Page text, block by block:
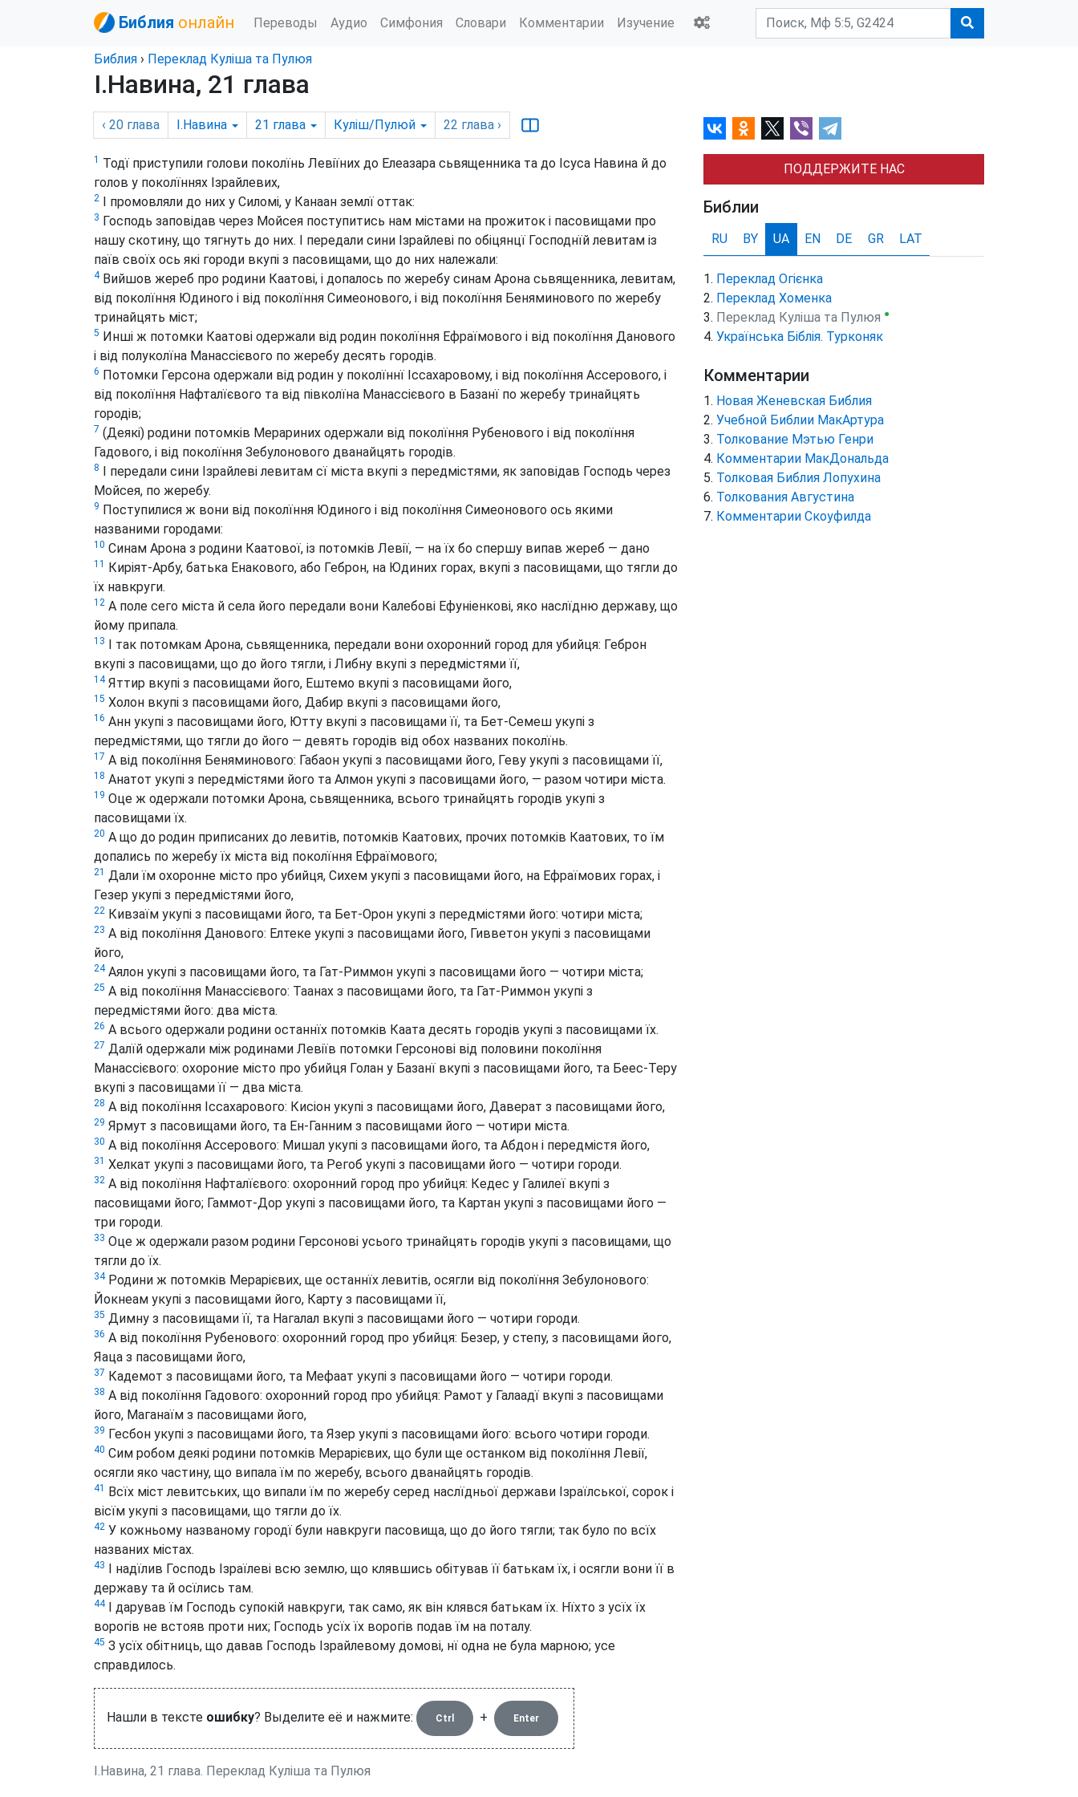
Библия онлайн Переводы Аудио Симфония Словари Комментарии Изучение
Библия › Переклад Куліша та Пулюя
І.Навина, 21 глава
‹ 20 глава І.Навина 21 глава Куліш/Пулюй 22 глава ›
1 Тодї приступили голови поколїнь Левіїних до Елеазара сьвященника та до Ісуса Навина й до
голов у поколїннях Ізрайлевих,
2 І промовляли до них у Силомі, у Канаан землї оттак:
3 Господь заповідав через Мойсея поступитись нам містами на прожиток і пасовищами про
нашу скотину, що тягнуть до них. І передали сини Ізрайлеві по обіцянцї Господнїй левитам із
паїв своїх ось які городи вкупі з пасовищами, що до них належали:
4Вийшов жереб про родини Каатові, і допалось по жеребу синам Арона сьвященника, левитам,
від поколїння Юдиного і від поколїння Симеонового, і від поколїння Беняминового по жеребу
тринайцять міст;
5 Инші ж потомки Каатові одержали від родин поколїння Ефраїмового і від поколїння Данового
і від полуколїна Манассієвого по жеребу десять городів.
6 Потомки Герсона одержали від родин у поколїннї Іссахаровому, і від поколїння Ассерового, і
від поколїння Нафталїєвого та від півколїна Манассієвого в Базанї по жеребу тринайцять
городів;
7 (Деякі) родини потомків Мерариних одержали від поколїння Рубенового і від поколїння
Гадового, і від поколїння Зебулонового дванайцять городів.
8 І передали сини Ізрайлеві левитам сї міста вкупі з передмістями, як заповідав Господь через
Мойсея, по жеребу.
9 Поступилися ж вони від поколїння Юдиного і від поколїння Симеонового ось якими
названими городами:
10 Синам Арона з родини Каатової, із потомків Левії, — на їх бо спершу випав жереб — дано
11 Киріят-Арбу, батька Енакового, або Геброн, на Юдиних горах, вкупі з пасовищами, що тягли до
їх навкруги.
12 А поле сего міста й села його передали вони Калебові Ефуніенкові, яко наслїдню державу, що
йому припала.
13 І так потомкам Арона, сьвященника, передали вони охоронний город для убийця: Геброн
вкупі з пасовищами, що до його тягли, і Либну вкупі з передмістями її,
14Яттир вкупі з пасовищами його, Ештемо вкупі з пасовищами його,
15 Холон вкупі з пасовищами його, Дабир вкупі з пасовищами його,
16 Анн укупі з пасовищами його, Ютту вкупі з пасовищами її, та Бет-Семеш укупі з
передмістями, що тягли до його — девять городів від обох названих поколїнь.
17 А від поколїння Беняминового: Габаон укупі з пасовищами його, Геву укупі з пасовищами її,
18 Анатот укупі з передмістями його та Алмон укупі з пасовищами його, — разом чотири міста.
19 Оце ж одержали потомки Арона, сьвященника, всього тринайцять городів укупі з
пасовищами їх.
20 А що до родин приписаних до левитів, потомків Каатових, прочих потомків Каатових, то їм
допались по жеребу їх міста від поколїння Ефраїмового;
21 Дали їм охоронне місто про убийця, Сихем укупі з пасовищами його, на Ефраїмових горах, і
Гезер укупі з передмістями його,
22 Кивзаїм укупі з пасовищами його, та Бет-Орон укупі з передмістями його: чотири міста;
23 А від поколїння Данового: Елтеке укупі з пасовищами його, Гивветон укупі з пасовищами
його,
24Аялон укупі з пасовищами його, та Гат-Риммон укупі з пасовищами його — чотири міста;
25 А від поколїння Манассієвого: Таанах з пасовищами його, та Гат-Риммон укупі з
передмістями його: два міста.
26 А всього одержали родини останнїх потомків Каата десять городів укупі з пасовищами їх.
27 Далїй одержали між родинами Левіїв потомки Герсонові від половини поколїння
Манассієвого: охороние місто про убийця Голан у Базанї вкупі з пасовищами його, та Беес-Теру
вкупі з пасовищами її — два міста.
28 А від поколїння Іссахарового: Кисіон укупі з пасовищами його, Даверат з пасовищами його,
29 Ярмут з пасовищами його, та Ен-Ганним з пасовищами його — чотири міста.
30 А від поколїння Ассерового: Мишал укупі з пасовищами його, та Абдон і передмістя його,
31 Хелкат укупі з пасовищами його, та Регоб укупі з пасовищами його — чотири городи.
32 А від поколїння Нафталїєвого: охоронний город про убийця: Кедес у Галилеї вкупі з
пасовищами його; Гаммот-Дор укупі з пасовищами його, та Картан укупі з пасовищами його —
три городи.
33 Оце ж одержали разом родини Герсонові усього тринайцять городів укупі з пасовищами, що
тягли до їх.
34Родини ж потомків Мерарієвих, ще останнїх левитів, осягли від поколїння Зебулонового:
Йокнеам укупі з пасовищами його, Карту з пасовищами її,
35 Димну з пасовищами її, та Нагалал вкупі з пасовищами його — чотири городи.
36 А від поколїння Рубенового: охоронний город про убийця: Безер, у степу, з пасовищами його,
Яаца з пасовищами його,
37 Кадемот з пасовищами його, та Мефаат укупі з пасовищами його — чотири городи.
38 А від поколїння Гадового: охоронний город про убийця: Рамот у Галаадї вкупі з пасовищами
його, Маганаїм з пасовищами його,
39 Гесбон укупі з пасовищами його, та Язер укупі з пасовищами його: всього чотири городи.
40 Сим робом деякі родини потомків Мерарієвих, що були ще останком від поколїння Левії,
осягли яко частину, що випала їм по жеребу, всього дванайцять городів.
41 Всїх міст левитських, що випали їм по жеребу серед наслїдньої держави Ізраїлської, сорок і
вісїм укупі з пасовищами, що тягли до їх.
42 У кожньому названому городї були навкруги пасовища, що до його тягли; так було по всїх
названих містах.
43 І надїлив Господь Ізраїлеві всю землю, що клявшись обітував її батькам їх, і осягли вони її в
державу та й осїлись там.
44І дарував їм Господь супокій навкруги, так само, як він клявся батькам їх. Нїхто з усїх їх
ворогів не встояв проти них; Господь усїх їх ворогів подав їм на поталу.
45 З усїх обітниць, що давав Господь Ізрайлевому домові, нї одна не була марною; усе
справдилось.
Нашли в тексте ошибку? Выделите её и нажмите: Ctrl + Enter
І.Навина, 21 глава. Переклад Куліша та Пулюя
ПОДДЕРЖИТЕ НАС
Библии
RU BY UA EN DE GR LAT
Переклад Огієнка
Переклад Хоменка
Переклад Куліша та Пулюя ●
Українська Біблія. Турконяк
Комментарии
Новая Женевская Библия
Учебной Библии МакАртура
Толкование Мэтью Генри
Комментарии МакДональда
Толковая Библия Лопухина
Толкования Августина
Комментарии Скоуфилда